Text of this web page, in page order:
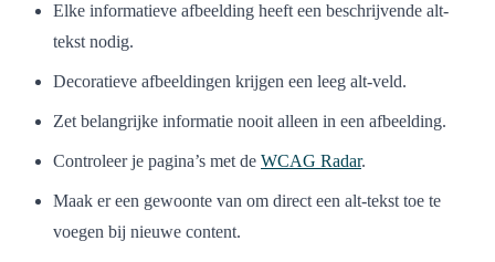
Elke informatieve afbeelding heeft een beschrijvende alt-
tekst nodig.
Decoratieve afbeeldingen krijgen een leeg alt-veld.
Zet belangrijke informatie nooit alleen in een afbeelding.
Controleer je pagina’s met de WCAG Radar.
Maak er een gewoonte van om direct een alt-tekst toe te
voegen bij nieuwe content.